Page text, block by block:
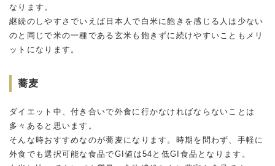
なります。
継続のしやすさでいえば日本人で白米に飽きを感じる人は少ない
のと同じで米の一種である玄米も飽きずに続けやすいこともメリ
ットになります。
蕎麦
ダイエット中、付き合いで外食に行かなければならないことは
多々あると思います。
そんな時おすすめなのが蕎麦になります。時期を問わず、手軽に
外食でも選択可能な食品でGI値は54と低GI食品となります。